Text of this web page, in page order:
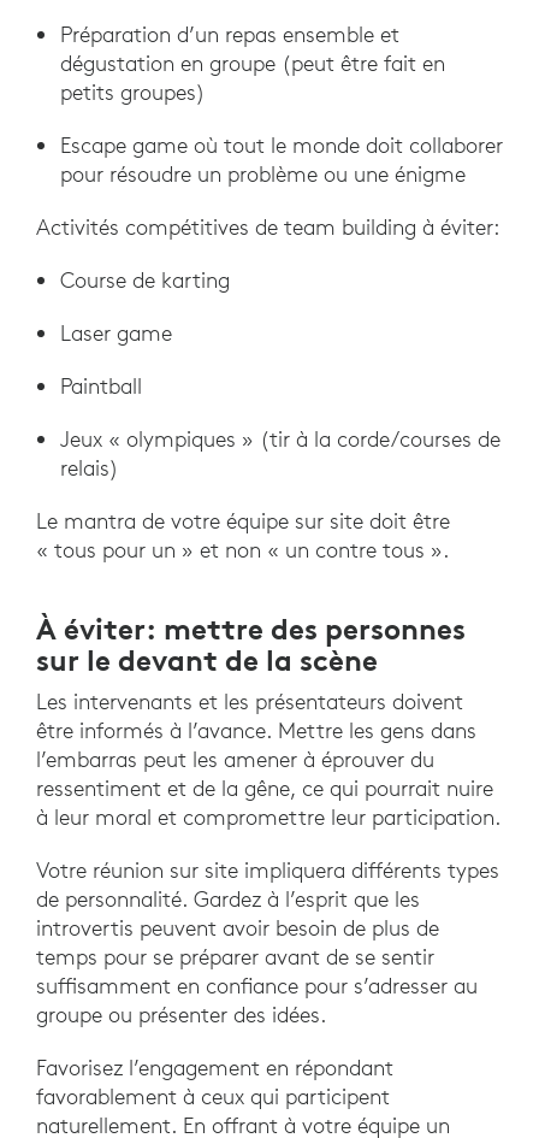
Préparation d’un repas ensemble et
dégustation en groupe (peut être fait en
petits groupes)
Escape game où tout le monde doit collaborer
pour résoudre un problème ou une énigme
Activités compétitives de team building à éviter:
Course de karting
Laser game
Paintball
Jeux « olympiques » (tir à la corde/courses de
relais)
Le mantra de votre équipe sur site doit être
« tous pour un » et non « un contre tous ».
À éviter: mettre des personnes
sur le devant de la scène
Les intervenants et les présentateurs doivent
être informés à l’avance. Mettre les gens dans
l’embarras peut les amener à éprouver du
ressentiment et de la gêne, ce qui pourrait nuire
à leur moral et compromettre leur participation.
Votre réunion sur site impliquera différents types
de personnalité. Gardez à l’esprit que les
introvertis peuvent avoir besoin de plus de
temps pour se préparer avant de se sentir
suffisamment en confiance pour s’adresser au
groupe ou présenter des idées.
Favorisez l’engagement en répondant
favorablement à ceux qui participent
naturellement. En offrant à votre équipe un